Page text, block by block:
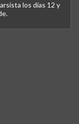
los días 12 y